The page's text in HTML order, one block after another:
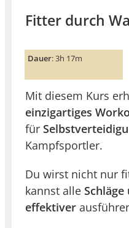
Fitter durch
Dauer: 3h 17m
Mit diesem Kurs
einzigartiges
für
Kampfsportler.
Du wirst nicht nur
kannst alle
effektiver